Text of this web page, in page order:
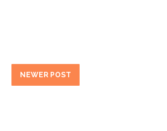
NEWER POST